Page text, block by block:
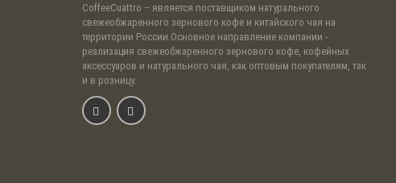
CoffeeCuattro – является поставщиком натурального
свежеобжаренного зернового кофе и китайского чая на
территории России.Основное направление компании -
реализация свежеобжаренного зернового кофе, кофейных
аксессуаров и натурального чая, как оптовым покупателям, так
и в розницу.